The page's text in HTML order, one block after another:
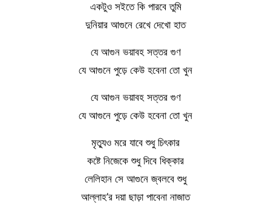
একটুও সইতে কি পারবে তুমি
দুনিয়ার আগুনে রেখে দেখো হাত
যে আগুন ভয়াবহ সত্তর গুণ
যে আগুনে পুড়ে কেউ হবেনা তো খুন
যে আগুন ভয়াবহ সত্তর গুণ
যে আগুনে পুড়ে কেউ হবেনা তো খুন
মৃত্যুও মরে যাবে শুধু চিৎকার
কষ্টে নিজেকে শুধু দিবে ধিক্কার
লেলিহান সে আগুনে জ্বলবে শুধু
আল্লাহ’র দয়া ছাড়া পাবেনা নাজাত